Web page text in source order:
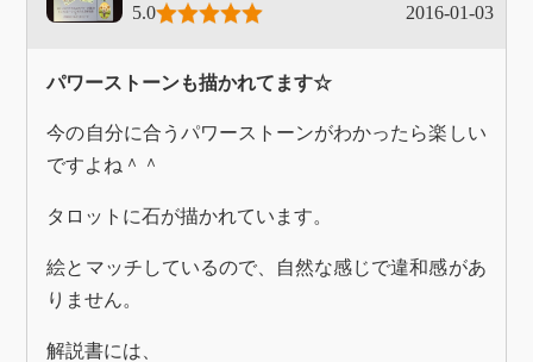
5.0
2016-01-03
パワーストーンも描かれてます☆
今の自分に合うパワーストーンがわかったら楽しい
ですよね＾＾
タロットに石が描かれています。
絵とマッチしているので、自然な感じで違和感があ
りません。
解説書には、